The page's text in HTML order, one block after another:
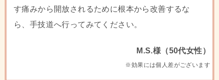
す痛みから開放されるために根本から改善するな
ら、手技道へ行ってみてください。
M.S.様（50代女性）
※効果には個人差がございます